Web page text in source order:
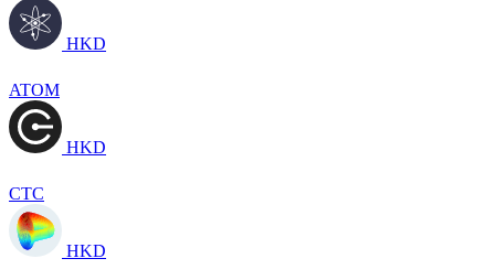
HKD
ATOM
HKD
CTC
HKD